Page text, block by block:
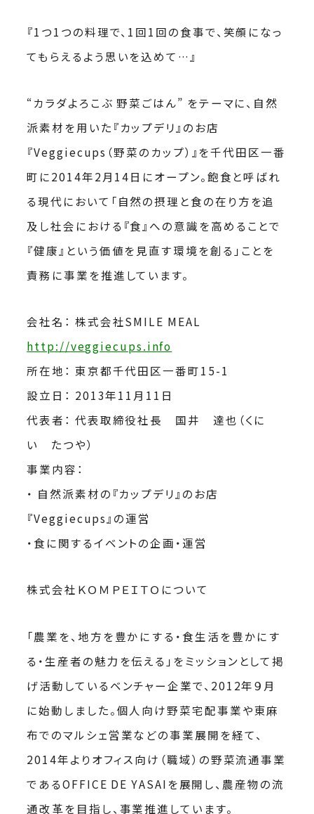
『1つ1つの料理で、1回1回の食事で、笑顔になっ
てもらえるよう思いを込めて…』
“カラダよろこぶ 野菜ごはん” をテーマに、自然
派素材を用いた『カップデリ』のお店
『Veggiecups（野菜のカップ）』を千代田区一番
町に2014年2月14日にオープン。飽食と呼ばれ
る現代において「自然の摂理と食の在り方を追
及し社会における『食』への意識を高めることで
『健康』という価値を見直す環境を創る」ことを
責務に事業を推進しています。
会社名： 株式会社SMILE MEAL
http://veggiecups.info
所在地： 東京都千代田区一番町15-1
設立日： 2013年11月11日
代表者： 代表取締役社長 国井 達也（くに
い たつや）
事業内容：
・ 自然派素材の『カップデリ』のお店
『Veggiecups』の運営
・食に関するイベントの企画・運営
株式会社ＫＯＭＰＥＩＴＯについて
「農業を、地方を豊かにする・食生活を豊かにす
る・生産者の魅力を伝える」をミッションとして掲
げ活動しているベンチャー企業で、2012年９月
に始動しました。個人向け野菜宅配事業や東麻
布でのマルシェ営業などの事業展開を経て、
2014年よりオフィス向け（職域）の野菜流通事業
であるOFFICE DE YASAIを展開し、農産物の流
通改革を目指し、事業推進しています。